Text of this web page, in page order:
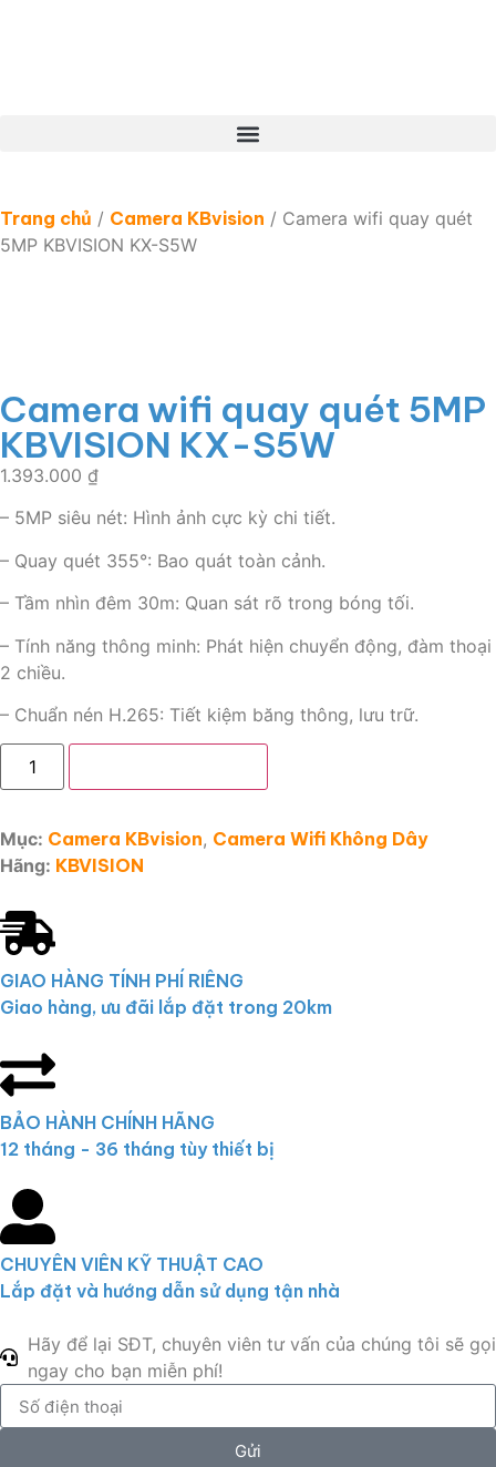
Trang chủ / Camera KBvision / Camera wifi quay quét
5MP KBVISION KX-S5W
Camera wifi quay quét 5MP
KBVISION KX-S5W
1.393.000 ₫
– 5MP siêu nét: Hình ảnh cực kỳ chi tiết.
– Quay quét 355°: Bao quát toàn cảnh.
– Tầm nhìn đêm 30m: Quan sát rõ trong bóng tối.
– Tính năng thông minh: Phát hiện chuyển động, đàm thoại
2 chiều.
– Chuẩn nén H.265: Tiết kiệm băng thông, lưu trữ.
Mục: Camera KBvision, Camera Wifi Không Dây
Hãng: KBVISION
GIAO HÀNG TÍNH PHÍ RIÊNG
Giao hàng, ưu đãi lắp đặt trong 20km
BẢO HÀNH CHÍNH HÃNG
12 tháng - 36 tháng tùy thiết bị
CHUYÊN VIÊN KỸ THUẬT CAO
Lắp đặt và hướng dẫn sử dụng tận nhà
Hãy để lại SĐT, chuyên viên tư vấn của chúng tôi sẽ gọi
ngay cho bạn miễn phí!
Gửi